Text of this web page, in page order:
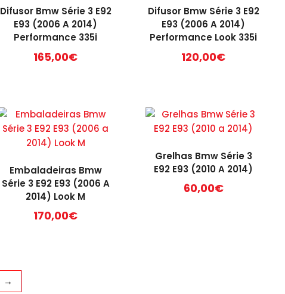
Difusor Bmw Série 3 E92
E93 (2006 A 2014)
Performance 335i
165,00€
Difusor Bmw Série 3 E92
E93 (2006 A 2014)
Performance Look 335i
120,00€
Embaladeiras Bmw
Série 3 E92 E93 (2006 A
2014) Look M
170,00€
Grelhas Bmw Série 3
E92 E93 (2010 A 2014)
60,00€
→